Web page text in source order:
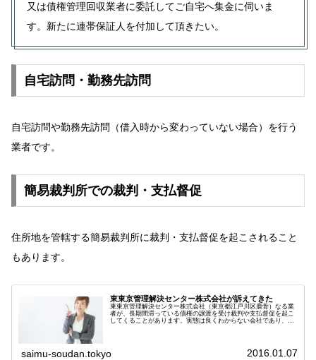
又は債権管理回収業者に委託してご自宅へ集金に伺いま
す。新たに連帯保証人を付加して頂きたい。
自宅訪問・勤務先訪問
自宅訪問や勤務先訪問（借入時から変わっていない場合）を行う
業者です。
簡易裁判所での裁判・支払督促
住所地を管轄する簡易裁判所に裁判・支払督促を起こされること
もあります。
東東京管理解決センター株式会社が訴えてきた
東東京管理解決センター株式会社（東京都江戸川区鹿骨）なる業
者が、長期間滞っている債権の譲渡を受け裁判や支払督促を起こ
してくることがあります。実態は良くわからない会社であり、架
saimu-soudan.tokyo 2016.01.07